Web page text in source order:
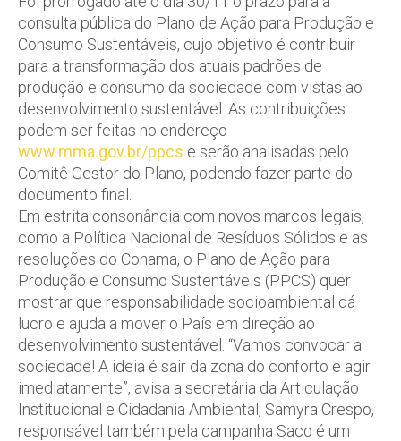
consulta pública do Plano de Ação para Produção e
Consumo Sustentáveis, cujo objetivo é contribuir
para a transformação dos atuais padrões de
produção e consumo da sociedade com vistas ao
desenvolvimento sustentável. As contribuições
podem ser feitas no endereço
www.mma.gov.br/ppcs e serão analisadas pelo
Comitê Gestor do Plano, podendo fazer parte do
documento final.
Em estrita consonância com novos marcos legais,
como a Política Nacional de Resíduos Sólidos e as
resoluções do Conama, o Plano de Ação para
Produção e Consumo Sustentáveis (PPCS) quer
mostrar que responsabilidade socioambiental dá
lucro e ajuda a mover o País em direção ao
desenvolvimento sustentável. “Vamos convocar a
sociedade! A ideia é sair da zona do conforto e agir
imediatamente”, avisa a secretária da Articulação
Institucional e Cidadania Ambiental, Samyra Crespo,
responsável também pela campanha Saco é um